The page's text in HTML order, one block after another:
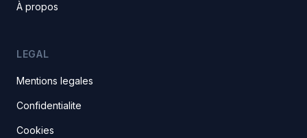
À propos
LEGAL
Mentions legales
Confidentialite
Cookies